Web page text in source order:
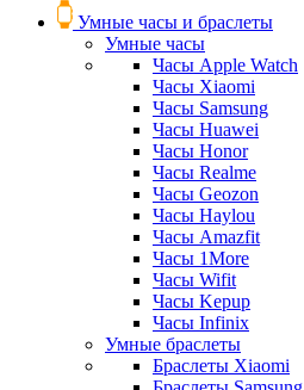
Умные часы и браслеты
Умные часы
Часы Apple Watch
Часы Xiaomi
Часы Samsung
Часы Huawei
Часы Honor
Часы Realme
Часы Geozon
Часы Haylou
Часы Amazfit
Часы 1More
Часы Wifit
Часы Kepup
Часы Infinix
Умные браслеты
Браслеты Xiaomi